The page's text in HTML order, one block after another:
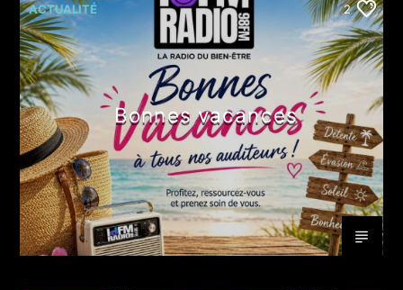
ACTUALITÉ 2
Bonnes vacances